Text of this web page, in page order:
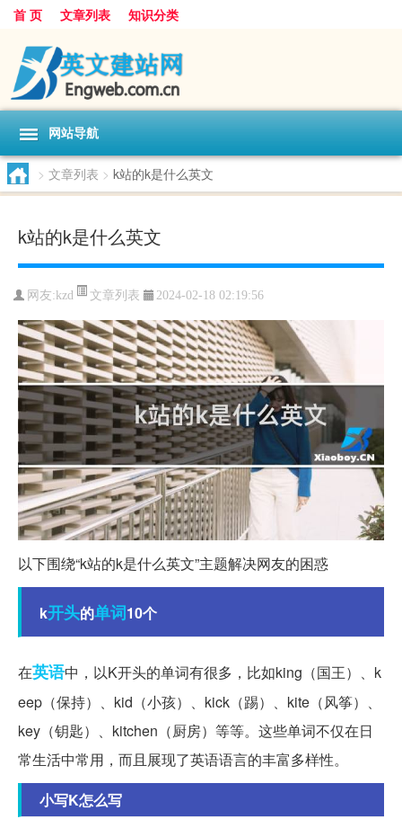
首 页 文章列表 知识分类
网站导航
> 文章列表 > k站的k是什么英文
k站的k是什么英文
网友: kzd 文章列表 2024-02-18 02:19:56
以下围绕“k站的k是什么英文”主题解决网友的困惑
k开头的单词10个
在英语中，以K开头的单词有很多，比如king（国王）、k
eep（保持）、kid（小孩）、kick（踢）、kite（风筝）、
key（钥匙）、kitchen（厨房）等等。这些单词不仅在日
常生活中常用，而且展现了英语语言的丰富多样性。
小写K怎么写